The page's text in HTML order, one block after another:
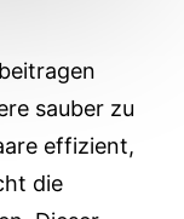
sauber zu
effizient,
die